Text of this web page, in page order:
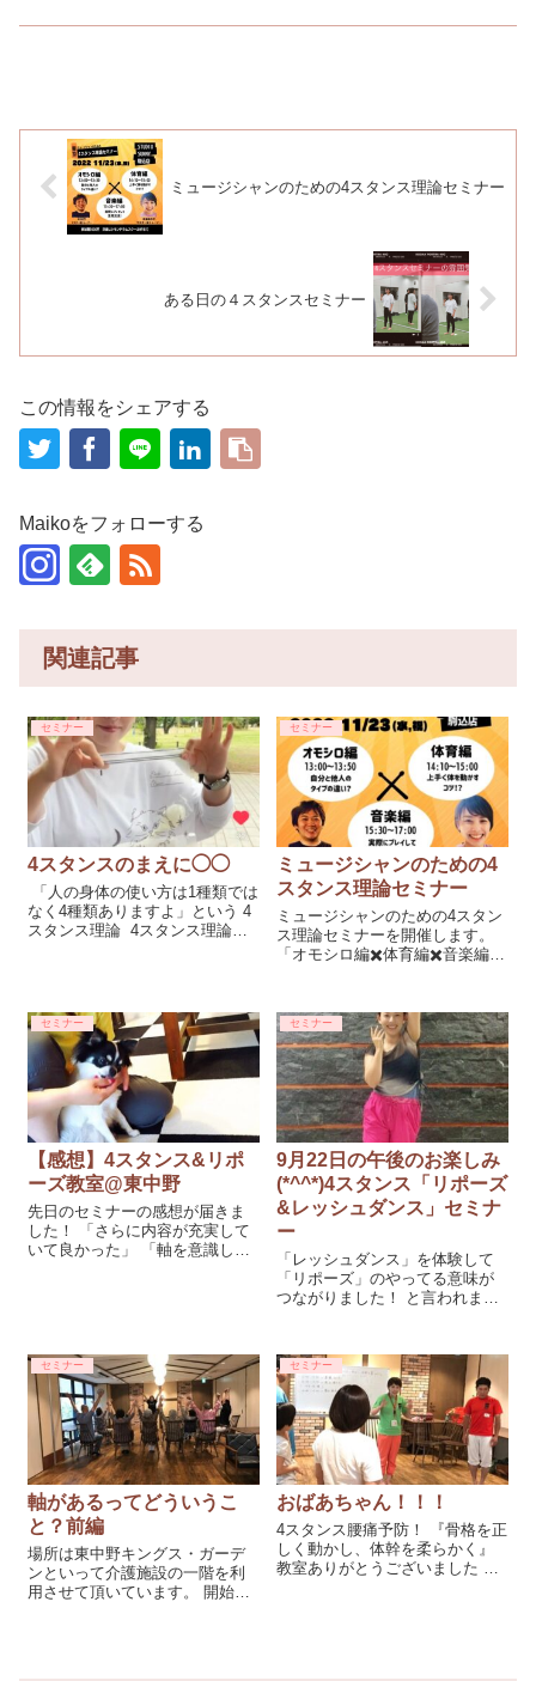
ミュージシャンのための4スタンス理論セミナー
ある日の４スタンスセミナー
この情報をシェアする
Maikoをフォローする
関連記事
セミナー
4スタンスのまえに◯◯
「人の身体の使い方は1種類では
なく4種類ありますよ」という 4
スタンス理論 4スタンス理論
セミナー
ミュージシャンのための4
スタンス理論セミナー
ミュージシャンのための4スタン
ス理論セミナーを開催します。
「オモシロ編✖️体育編✖️音楽編」
セミナー
【感想】4スタンス&リポ
ーズ教室@東中野
先日のセミナーの感想が届きま
した！ 「さらに内容が充実して
いて良かった」 「軸を意識した
感があったが全くなくなった」
「膝に痛みがあり前屈で伸ばす
のが怖かったけど、最初の痛み
とは違い前屈できるようになっ
た」 「自分の身体を知るのは大
切だと思った」
セミナー
9月22日の午後のお楽しみ
(*^^*)4スタンス「リポーズ
&レッシュダンス」セミナ
ー
「レッシュダンス」を体験して
「リポーズ」のやってる意味が
つながりました！ と言われまし
もあるんです。 「土踏まずの意
識いれてー」「軸はもっと狭い
よ」「頭は水平に」など リポー
ズ中の注意点はその
セミナー
軸があるってどういうこ
と？前編
場所は東中野キングス・ガーデ
ンといって介護施設の一階を利
用させて頂いています。 開始時
セミナー
おばあちゃん！！！
4スタンス腰痛予防！ 『骨格を正
しく動かし、体幹を柔らかく』
教室ありがとうございました 地